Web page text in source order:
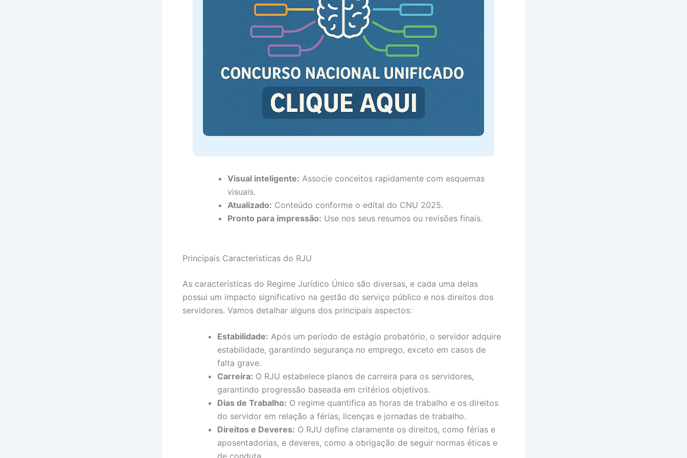
Visual inteligente: Associe conceitos rapidamente com esquemas
visuais.
Atualizado: Conteúdo conforme o edital do CNU 2025.
Pronto para impressão: Use nos seus resumos ou revisões finais.
Principais Características do RJU
As características do Regime Jurídico Único são diversas, e cada uma delas
possui um impacto significativo na gestão do serviço público e nos direitos dos
servidores. Vamos detalhar alguns dos principais aspectos:
Estabilidade: Após um período de estágio probatório, o servidor adquire
estabilidade, garantindo segurança no emprego, exceto em casos de
falta grave.
Carreira: O RJU estabelece planos de carreira para os servidores,
garantindo progressão baseada em critérios objetivos.
Dias de Trabalho: O regime quantifica as horas de trabalho e os direitos
do servidor em relação a férias, licenças e jornadas de trabalho.
Direitos e Deveres: O RJU define claramente os direitos, como férias e
aposentadorias, e deveres, como a obrigação de seguir normas éticas e